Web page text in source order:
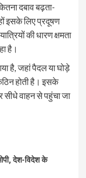
दबाव बढ़ता-
इसके लिए प्रदूषण
की धारण क्षमता
है।
है, जहां पैदल या घोड़े
होती है। इसके
सीधे वाहन से पहुंचा जा
देश-विदेश के